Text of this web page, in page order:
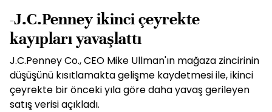
-J.C.Penney ikinci çeyrekte
kayıpları yavaşlattı
J.C.Penney Co., CEO Mike Ullman'ın mağaza zincirinin
düşüşünü kısıtlamakta gelişme kaydetmesi ile, ikinci
çeyrekte bir önceki yıla göre daha yavaş gerileyen
satış verisi açıkladı.